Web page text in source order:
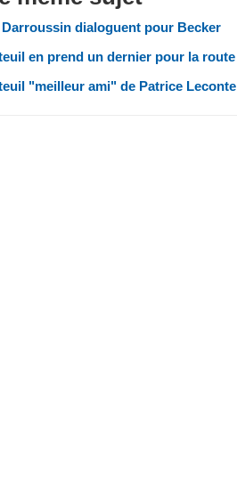
dialoguent pour Becker
en prend un dernier pour la route
"meilleur ami" de Patrice Leconte